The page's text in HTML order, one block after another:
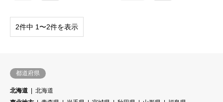
2件中 1〜2件を表示
都道府県
北海道
北海道